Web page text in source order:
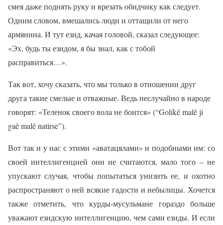
смея даже поднять руку и врезать обидчику как следует.
Одним словом, вмешались люди и оттащили от него
армянина. И тут езид, качая головой, сказал следующее:
«Эх, будь ты езидом, я бы знал, как с тобой
расправиться…».
Так вот, хочу сказать, что мы только в отношении друг
друга такие смелые и отважные. Ведь неслучайно в народе
говорят: «Теленок своего вола не боится» (“Golikê malê ji
gaê malê natirse”).
Вот так и у нас с этими «аватацялами» и подобными им: со
своей интеллигенцией они не считаются, мало того – не
упускают случая, чтобы попытаться унизить ее, и охотно
распространяют о ней всякие гадости и небылицы. Хочется
также отметить, что курды-мусульмане гораздо больше
уважают езидскую интеллигенцию, чем сами езиды. И если